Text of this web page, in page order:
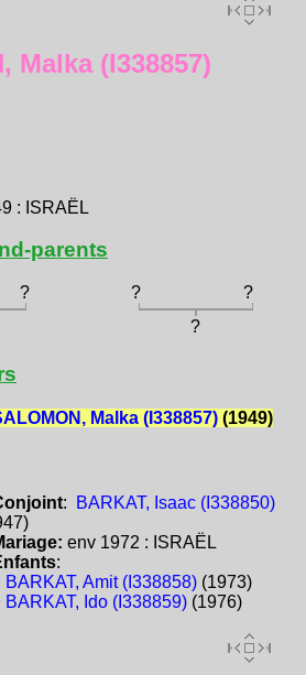
Malka (I338857)
: ISRAËL
parents
? ?
?
?
Malka (I338857)(1949)
:
BARKAT, Isaac (I338850)
env 1972 : ISRAËL
:
BARKAT, Amit (I338858)(1973)
BARKAT, Ido (I338859)(1976)